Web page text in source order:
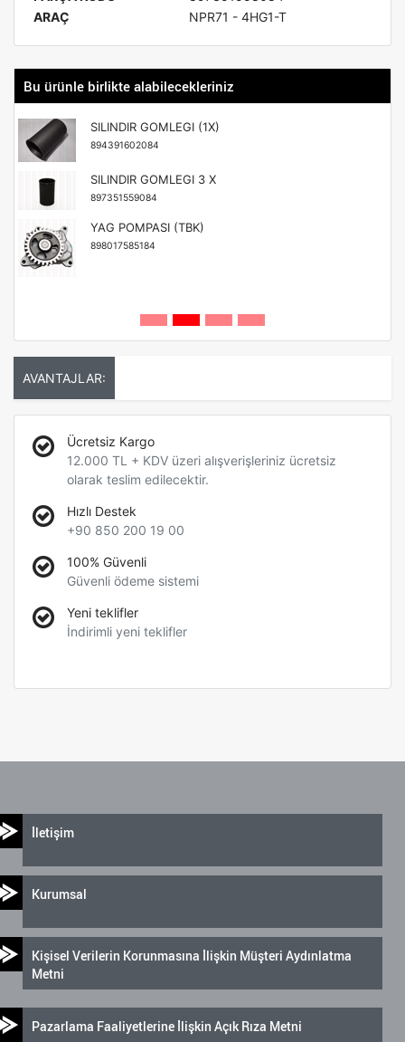
ARAÇ
NPR71 - 4HG1-T
Bu ürünle birlikte alabilecekleriniz
SILINDIR GOMLEGI (1X)
894391602084
SILINDIR GOMLEGI 3 X
897351559084
YAG POMPASI (TBK)
898017585184
AVANTAJLAR:
Ücretsiz Kargo
12.000 TL + KDV üzeri alışverişleriniz ücretsiz
olarak teslim edilecektir.
Hızlı Destek
+90 850 200 19 00
100% Güvenli
Güvenli ödeme sistemi
Yeni teklifler
İndirimli yeni teklifler
İletişim
Kurumsal
Kişisel Verilerin Korunmasına İlişkin Müşteri Aydınlatma
Metni
Pazarlama Faaliyetlerine İlişkin Açık Rıza Metni